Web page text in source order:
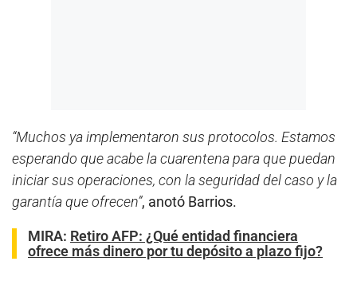
“Muchos ya implementaron sus protocolos. Estamos
esperando que acabe la cuarentena para que puedan
iniciar sus operaciones, con la seguridad del caso y la
garantía que ofrecen”, anotó Barrios.
MIRA: Retiro AFP: ¿Qué entidad financiera
ofrece más dinero por tu depósito a plazo fijo?